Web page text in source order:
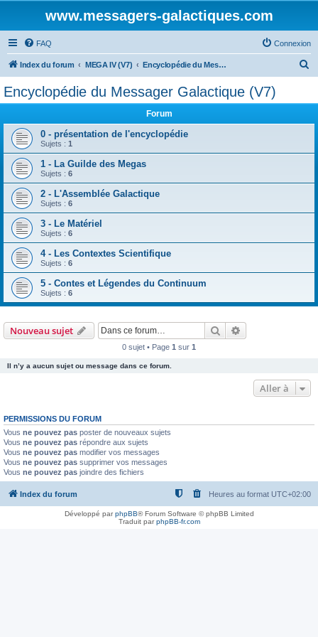
www.messagers-galactiques.com
FAQ Connexion
Index du forum MEGA IV (V7) Encyclopédie du Messager Galactique (V7)
h
Encyclopédie du Messager Galactique (V7)
Forum
0 - présentation de l'encyclopédie
Sujets : 1
1 - La Guilde des Megas
Sujets : 6
2 - L'Assemblée Galactique
Sujets : 6
3 - Le Matériel
Sujets : 6
4 - Les Contextes Scientifique
Sujets : 6
5 - Contes et Légendes du Continuum
Sujets : 6
Nouveau sujet Rechercher
0 sujet • Page 1 sur 1
Il n’y a aucun sujet ou message dans ce forum.
Aller à
PERMISSIONS DU FORUM
Vous ne pouvez pas poster de nouveaux sujets
Vous ne pouvez pas répondre aux sujets
Vous ne pouvez pas modifier vos messages
Vous ne pouvez pas supprimer vos messages
Vous ne pouvez pas joindre des fichiers
Index du forum Heures au format UTC+02:00
Développé parphpBB® Forum Software © phpBB Limited
Traduit parphpBB-fr.com